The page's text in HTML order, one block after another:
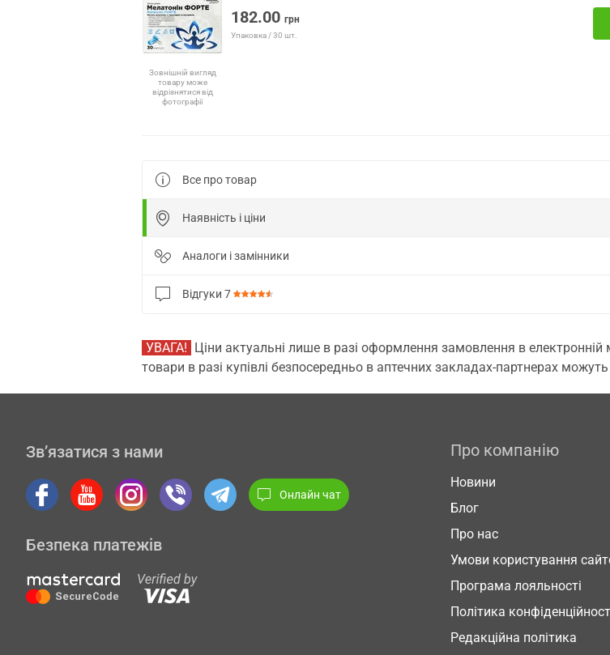
Зовнішній вигляд
товару може
відрізнятися від
фотографії
182.00 грн
Упаковка / 30 шт.
Все про товар
Наявність і ціни
Аналоги і замінники
Відгуки 7
УВАГА! Ціни актуальні лише в разі оформлення замовлення в електронній
товари в разі купівлі безпосередньо в аптечних закладах-партнерах можуть
Зв’язатися з нами
Онлайн чат
Безпека платежів
Про компанію
Новини
Блог
Про нас
Умови користування
Програма лояльності
Політика
Редакційна політика